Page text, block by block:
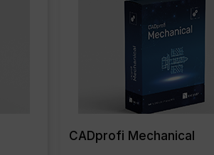
CADprofi Mechanical